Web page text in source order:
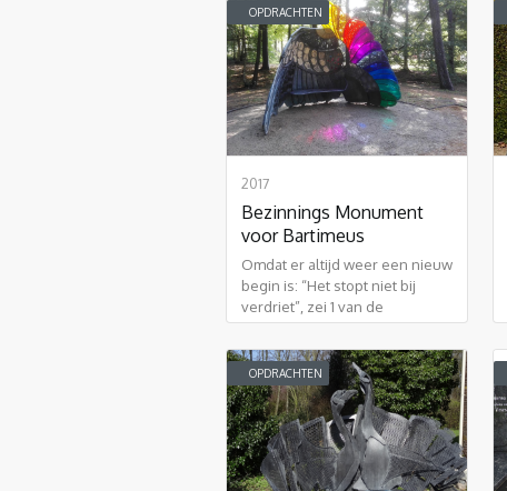
OPDRACHTEN
2017
Bezinnings Monument
voor Bartimeus
Omdat er altijd weer een nieuw
begin is: “Het stopt niet bij
verdriet”, zei 1 van de
bewoners
OPDRACHTEN